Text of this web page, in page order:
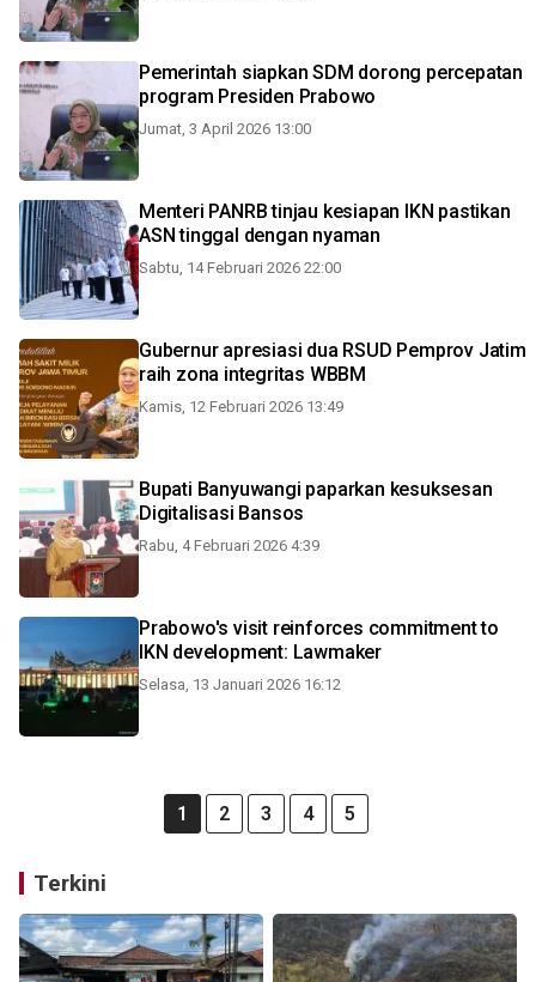
Pemerintah siapkan SDM dorong percepatan
program Presiden Prabowo
Jumat, 3 April 2026 13:00
Menteri PANRB tinjau kesiapan IKN pastikan
ASN tinggal dengan nyaman
Sabtu, 14 Februari 2026 22:00
Gubernur apresiasi dua RSUD Pemprov Jatim
raih zona integritas WBBM
Kamis, 12 Februari 2026 13:49
Bupati Banyuwangi paparkan kesuksesan
Digitalisasi Bansos
Rabu, 4 Februari 2026 4:39
Prabowo's visit reinforces commitment to
IKN development: Lawmaker
Selasa, 13 Januari 2026 16:12
1 2 3 4 5
Terkini